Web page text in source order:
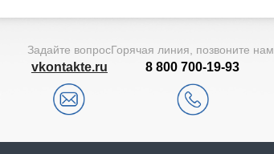
Задайте вопрос
vkontakte.ru
Горячая линия, позвоните нам
8 800 700-19-93